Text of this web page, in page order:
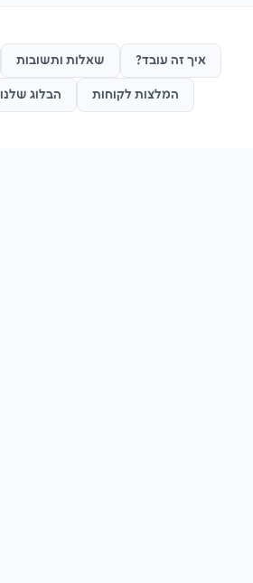
איך זה עובד? שאלות ותשובות
המלצות לקוחות הבלוג שלנו